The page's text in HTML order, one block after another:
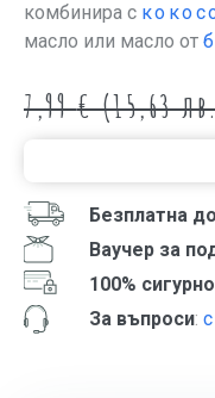
комбинира с
масло или масло от
7,99€(15,63
Безплатна
Ваучер за
100% сигурно
За въпроси: